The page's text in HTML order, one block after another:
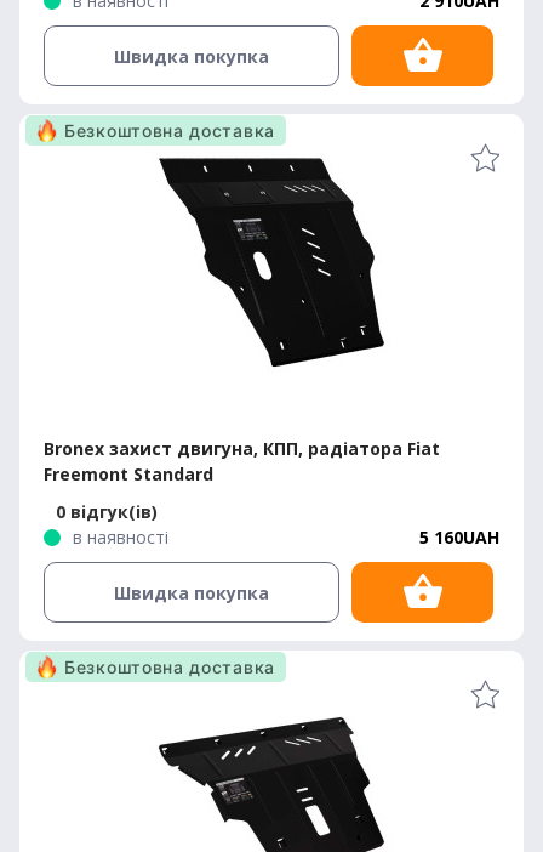
Швидка покупка
Bronex захист двигуна, КПП, радіатора Fiat
Freemont Standard
0 відгук(ів)
в наявності
5 160UAH
Безкоштовна доставка
Швидка покупка
Безкоштовна доставка